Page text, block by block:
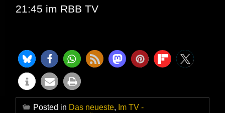
21:45 im RBB TV
Posted in Das neueste, Im TV -